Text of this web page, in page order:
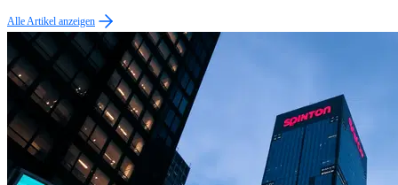
Alle Artikel anzeigen